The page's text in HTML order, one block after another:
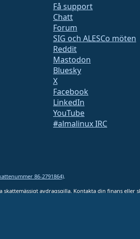
Få support
Chatt
Forum
SIG och ALESCo möten
Reddit
Mastodon
Bluesky
X
Facebook
LinkedIn
YouTube
#almalinux IRC
86-2791864)
avdragsgilla. Kontakta din finans eller